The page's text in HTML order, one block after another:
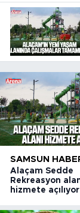
SAMSUN
Alaçam Sedde
Rekreasyon
hizmete açılıyor